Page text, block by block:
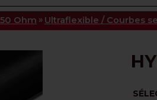
Ohm » Ultraflexible / Courbes